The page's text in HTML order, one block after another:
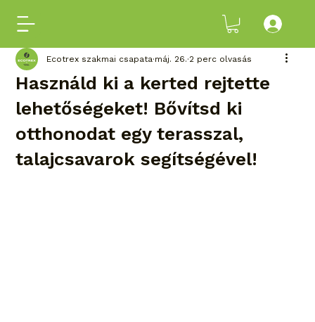
Használd ki a kerted rejtette
lehetőségeket! Bővítsd ki
otthonodat egy terasszal,
talajcsavarok segítségével!
Ecotrex szakmai csapata máj. 26. 2 perc olvasás